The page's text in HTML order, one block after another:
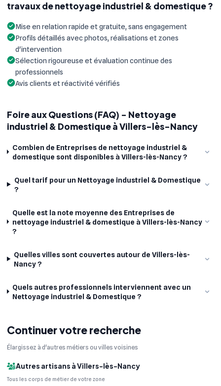
travaux de nettoyage industriel & domestique ?
Mise en relation rapide et gratuite, sans engagement
Profils détaillés avec photos, réalisations et zones
d'intervention
Sélection rigoureuse et évaluation continue des
professionnels
Avis clients et réactivité vérifiés
Foire aux Questions (FAQ) - Nettoyage
industriel & Domestique à Villers-lès-Nancy
Combien de Entreprises de nettoyage industriel &
domestique sont disponibles à Villers-lès-Nancy ?
Quel tarif pour un Nettoyage industriel & Domestique
?
Quelle est la note moyenne des Entreprises de
nettoyage industriel & domestique à Villers-lès-Nancy
?
Quelles villes sont couvertes autour de Villers-lès-
Nancy ?
Quels autres professionnels interviennent avec un
Nettoyage industriel & Domestique ?
Continuer votre recherche
Élargissez à d'autres métiers ou villes voisines
Autres artisans à Villers-lès-Nancy
Tous les corps de métier de votre zone